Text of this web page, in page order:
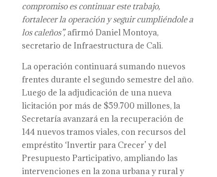
compromiso es continuar este trabajo,
fortalecer la operación y seguir cumpliéndole a
los caleños”,afirmó Daniel Montoya,
secretario de Infraestructura de Cali.
La operación continuará sumando nuevos
frentes durante el segundo semestre del año.
Luego de la adjudicación de una nueva
licitación por más de $59.700 millones, la
Secretaría avanzará en la recuperación de
144 nuevos tramos viales, con recursos del
empréstito ‘Invertir para Crecer’ y del
Presupuesto Participativo, ampliando las
intervenciones en la zona urbana y rural y